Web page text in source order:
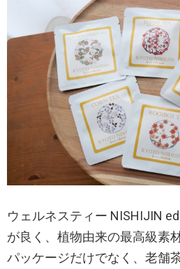
ウェルネスティー NISHIJIN
が良く、植物由来の最高級素
パッケージだけでなく、老舗